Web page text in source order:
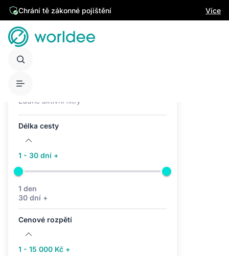
Chrání tě zákonné pojištění Více
Žádné aktivní filtry
Délka cesty
1 - 30 dní +
1 den
30 dní +
Cenové rozpětí
1 - 15 000 Kč +